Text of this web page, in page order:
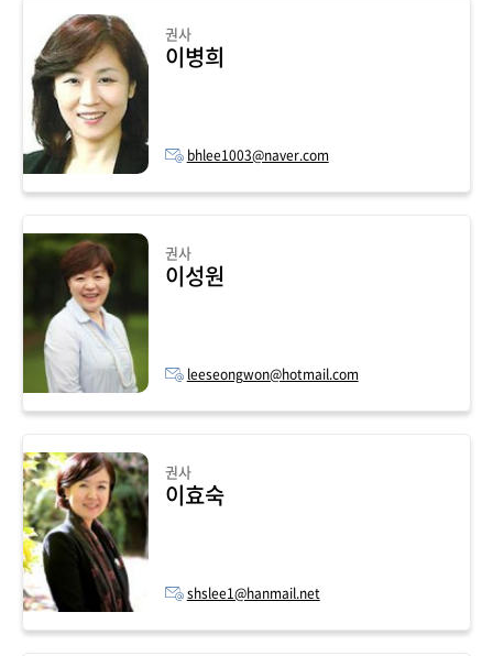
권사
이병희
bhlee1003@naver.com
권사
이성원
leeseongwon@hotmail.com
권사
이효숙
shslee1@hanmail.net